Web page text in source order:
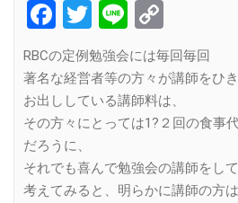
Facebook
Twitter
Line
Link
RBCの定例勉強会には毎回毎回
著名な経営者等の方々が講師をひ
お出ししている講師料は、
その方々にとっては1?２回の食事
だろうに、
それでも喜んで勉強会の講師をして
考えてみると、明らかに講師の方